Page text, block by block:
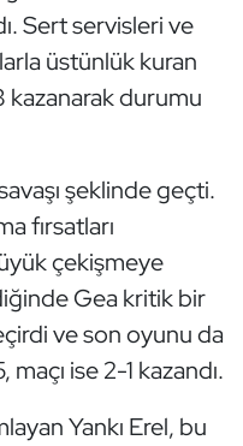
Sert servisleri ve
üstünlük kuran
durumu
şeklinde geçti.
fırsatları
çekişmeye
Gea kritik bir
ve son oyunu da
ise 2-1 kazandı.
Yankı Erel, bu